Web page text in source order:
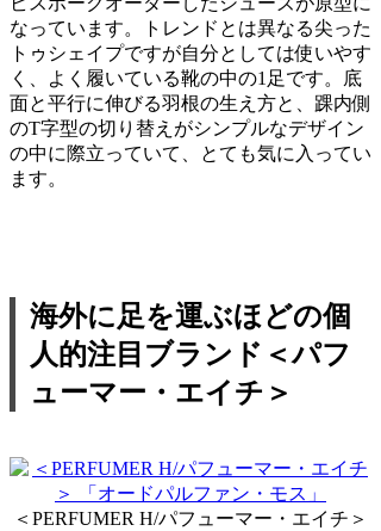
なっています。トレンドとは異なる尖った
トゥシェイプですが自分としては使いやす
く、よく履いている靴の中の1足です。底
面と平行に伸びる羽根の生え方と、踝内側
のT字型の切り替えがシンプルなデザイン
の中に際立っていて、とても気に入ってい
ます。
海外に足を運ぶほどの個
人的注目ブランド＜パフ
ューマー・エイチ＞
＜PERFUMER H/パフューマー・エイチ＞